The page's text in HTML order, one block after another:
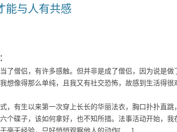
能与人有共感
了僧侣，有许多感触。但并非是成了僧侣，因为说是
想像得那么单纯，且我又有社交恐怖，故感到生活得很
，有生以来第一次穿上长长的华丽法衣，胸口扑扑直
个碟子，该如何拿好，也不知所措。法事活动开始，